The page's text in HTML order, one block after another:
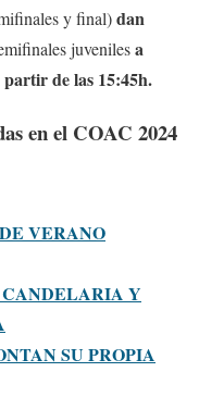
y final)dan
juvenilesa
partir de las 15:45h.
en el COAC 2024
VERANO
Y
SU PROPIA